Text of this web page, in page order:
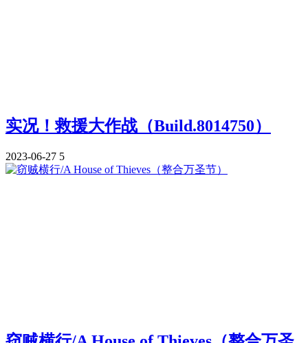
实况！救援大作战（Build.8014750）
2023-06-27 5